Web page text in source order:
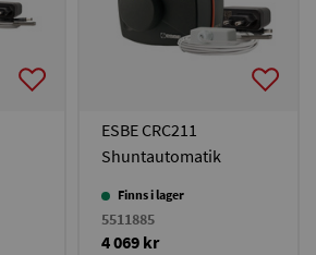
ESBE CRC211
Shuntautomatik
Finns i lager
5511885
4 069 kr